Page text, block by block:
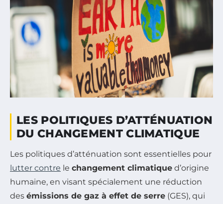
LES POLITIQUES D’ATTÉNUATION
DU CHANGEMENT CLIMATIQUE
Les politiques d’atténuation sont essentielles pour
lutter contre le changement climatique d’origine
humaine, en visant spécialement une réduction
des émissions de gaz à effet de serre (GES), qui